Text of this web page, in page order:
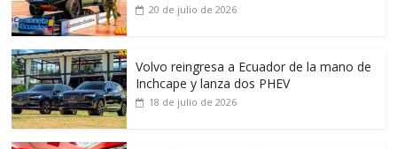
20 de julio de 2026
Volvo reingresa a Ecuador de la mano de
Inchcape y lanza dos PHEV
18 de julio de 2026